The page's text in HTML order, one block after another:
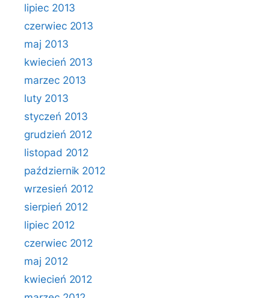
lipiec 2013
czerwiec 2013
maj 2013
kwiecień 2013
marzec 2013
luty 2013
styczeń 2013
grudzień 2012
listopad 2012
październik 2012
wrzesień 2012
sierpień 2012
lipiec 2012
czerwiec 2012
maj 2012
kwiecień 2012